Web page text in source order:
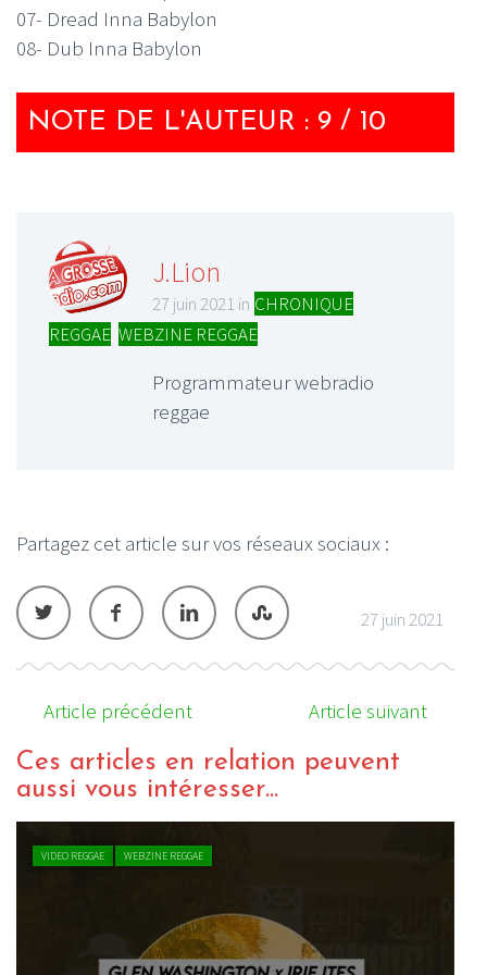
07- Dread Inna Babylon
08- Dub Inna Babylon
NOTE DE L'AUTEUR : 9 / 10
J.Lion
27 juin 2021 in CHRONIQUE
REGGAE WEBZINE REGGAE
Programmateur webradio
reggae
Partagez cet article sur vos réseaux sociaux :
27 juin 2021
Article précédent Article suivant
Ces articles en relation peuvent
aussi vous intéresser...
VIDEO REGGAE WEBZINE REGGAE